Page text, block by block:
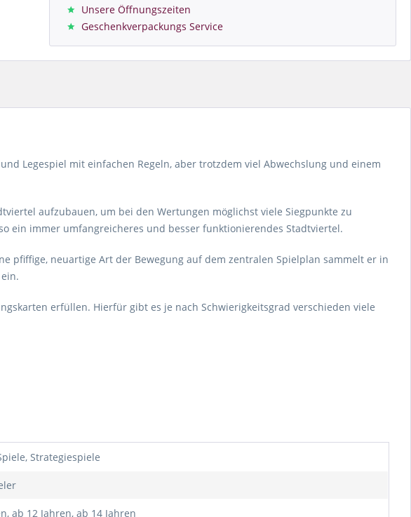
Unsere Öffnungszeiten
Geschenkverpackungs Service
Legespiel mit einfachen Regeln, aber trotzdem viel Abwechslung und einem
aufzubauen, um bei den Wertungen möglichst viele Siegpunkte zu
ein immer umfangreicheres und besser funktionierendes Stadtviertel.
pfiffige, neuartige Art der Bewegung auf dem zentralen Spielplan sammelt er in
erfüllen. Hierfür gibt es je nach Schwierigkeitsgrad verschieden viele
Strategiespiele
ab 12 Jahren, ab 14 Jahren